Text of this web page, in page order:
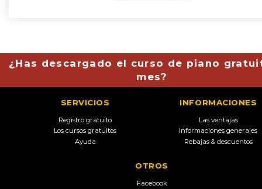
¿Has descargado el curso de piano
mes?
SERVICIOS
Registro gratuito
Los cursos gratuitos
Ayuda
INFORMACIONES
Las ventajas
Informaciones generales
Rebajas & descuentos
OTROS
Facebook